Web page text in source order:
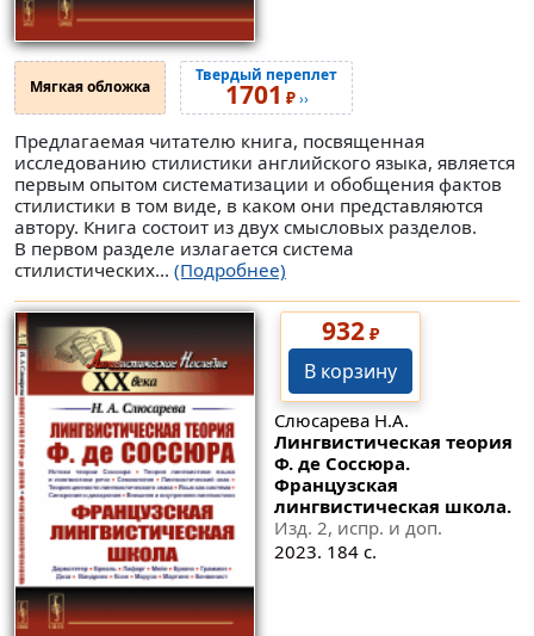
Мягкая обложка
Твердый переплет
1701 ₽››
Предлагаемая читателю книга, посвященная
исследованию стилистики английского языка, является
первым опытом систематизации и обобщения фактов
стилистики в том виде, в каком они представляются
автору. Книга состоит из двух смысловых разделов.
В первом разделе излагается система
стилистических... (Подробнее)
932₽
В корзину
Слюсарева Н.А.
Лингвистическая теория
Ф. де Соссюра.
Французская
лингвистическая школа.
Изд. 2, испр. и доп.
2023. 184 с.